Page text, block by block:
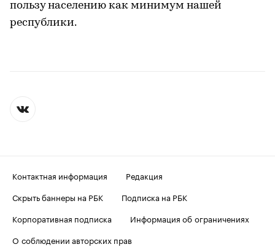
пользу населению как минимум нашей
республики.
Контактная информация
Редакция
Скрыть баннеры на РБК
Подписка на РБК
Корпоративная подписка
Информация об ограничениях
О соблюдении авторских прав